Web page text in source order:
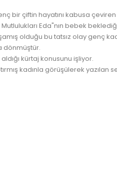
bir çiftin hayatını kabusa
Eda"nın bebek
olduğu bu tatsız olay genç
dönmüştür.
kürtaj konusunu işliyor.
kadınla görüşülerek yazılan